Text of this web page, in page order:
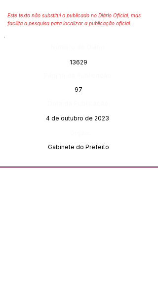
Este texto não substitui o publicado no Diário Oficial, mas
facilita a pesquisa para localizar a publicação oficial.
13629
97
4 de outubro de 2023
Gabinete do Prefeito